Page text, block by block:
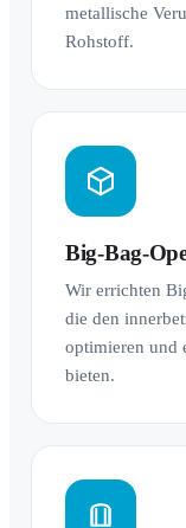
metallische
Rohstoff.
Big-Bag-
Wir errichten
die den
optimieren und
bieten.